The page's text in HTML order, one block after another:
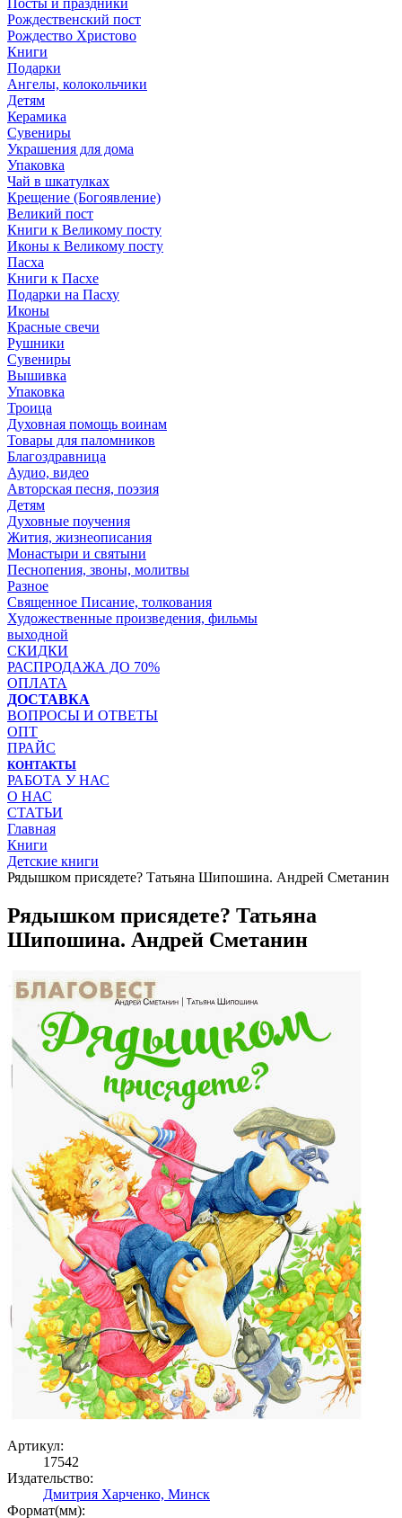
Посты и праздники
Рождественский пост
Рождество Христово
Книги
Подарки
Ангелы, колокольчики
Детям
Керамика
Сувениры
Украшения для дома
Упаковка
Чай в шкатулках
Крещение (Богоявление)
Великий пост
Книги к Великому посту
Иконы к Великому посту
Пасха
Книги к Пасхе
Подарки на Пасху
Иконы
Красные свечи
Рушники
Сувениры
Вышивка
Упаковка
Троица
Духовная помощь воинам
Товары для паломников
Благоздравница
Аудио, видео
Авторская песня, поэзия
Детям
Духовные поучения
Жития, жизнеописания
Монастыри и святыни
Песнопения, звоны, молитвы
Разное
Священное Писание, толкования
Художественные произведения, фильмы
выходной
СКИДКИ
РАСПРОДАЖА ДО 70%
ОПЛАТА
ДОСТАВКА
ВОПРОСЫ И ОТВЕТЫ
ОПТ
ПРАЙС
КОНТАКТЫ
РАБОТА У НАС
О НАС
СТАТЬИ
Главная
Книги
Детские книги
Рядышком присядете? Татьяна Шипошина. Андрей Сметанин
Рядышком присядете? Татьяна
Шипошина. Андрей Сметанин
Артикул:
17542
Издательство:
Дмитрия Харченко, Минск
Формат(мм):